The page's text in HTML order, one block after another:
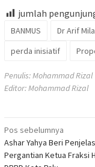
jumlah
BANMUS Dr Arif
perda inisiatif
Penulis: Mohammad Rizal
Editor: Mohammad Rizal
Navigasi
pos
Pos sebelumnya
Ashar Yahya Beri
Pergantian Ketua Fraksi